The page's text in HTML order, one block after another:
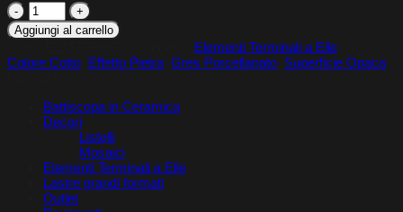
15x30
Elemento
Terminale
Elle
Fanes
Rosso
Aggiungi al carrello
Elementi Terminali a Elle
Colore Cotto Effetto Pietra Gres Porcellanato Superficie Opaca
Battiscopa in Ceramica
Decori
Listelli
Mosaici
Elementi Terminali a Elle
Lastre grandi formati
Outlet